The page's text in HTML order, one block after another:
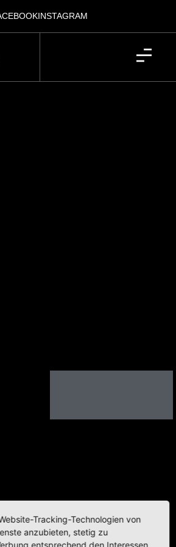
INSTAGRAM
Blumen
Tracking-Technologien von
anzubieten, stetig zu
entsprechend den Interessen